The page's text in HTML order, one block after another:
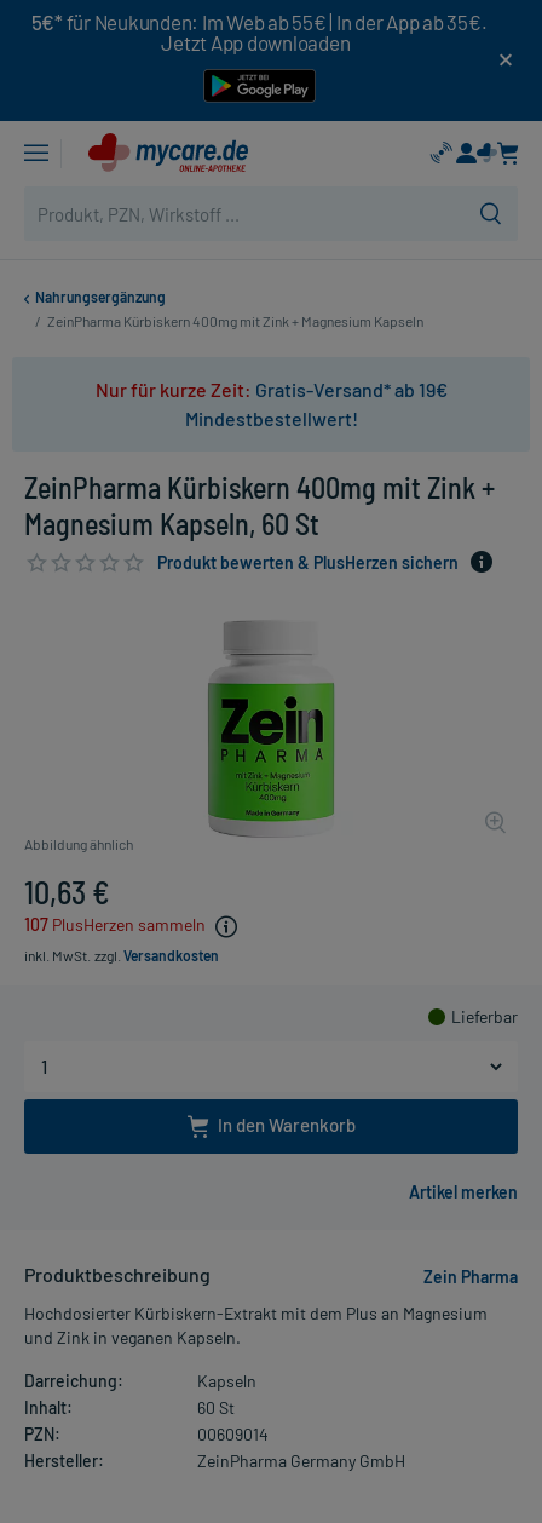
5€* für Neukunden: Im Web ab 55€ | In der App ab 35€.
Jetzt App downloaden
Nahrungsergänzung
/ ZeinPharma Kürbiskern 400mg mit Zink + Magnesium Kapseln
Nur für kurze Zeit: Gratis-Versand* ab 19€
Mindestbestellwert!
ZeinPharma Kürbiskern 400mg mit Zink +
Magnesium Kapseln, 60 St
Produkt bewerten & PlusHerzen sichern
Abbildung ähnlich
10,63 €
107 PlusHerzen sammeln
inkl. MwSt. zzgl. Versandkosten
Lieferbar
In den Warenkorb
Produktbeschreibung
Zein Pharma
Hochdosierter Kürbiskern-Extrakt mit dem Plus an Magnesium
und Zink in veganen Kapseln.
Darreichung:
Kapseln
Inhalt:
60 St
PZN:
00609014
Hersteller:
ZeinPharma Germany GmbH